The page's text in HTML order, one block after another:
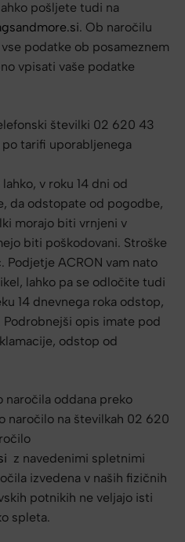
pošljete tudi na
. Ob naročilu
podatke ob posameznem
vpisati vaše podatke
številki 02 620 43
tarifi uporabljenega
v roku 14 dni od
da odstopate od pogodbe,
morajo biti vrnjeni v
biti poškodovani. Stroške
Podjetje ACRON vam nato
lahko pa se odločite tudi
14 dnevnega roka odstop,
opis imate pod
odstop od
naročila oddana preko
naročilo na številkah 02 620
z navedenimi spletnimi
izvedena v naših fizičnih
potnikih ne veljajo isti
spleta.